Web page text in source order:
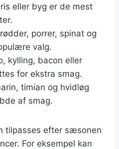
eller byg er de mest
porrer, spinat og
valg.
kylling, bacon eller
for ekstra smag.
timian og hvidløg
af smag.
tilpasses efter sæsonen
For eksempel kan